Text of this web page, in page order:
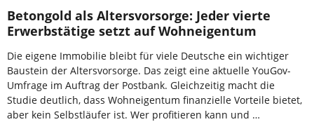
Betongold als Altersvorsorge: Jeder vierte
Erwerbstätige setzt auf Wohneigentum
Die eigene Immobilie bleibt für viele Deutsche ein wichtiger
Baustein der Altersvorsorge. Das zeigt eine aktuelle YouGov-
Umfrage im Auftrag der Postbank. Gleichzeitig macht die
Studie deutlich, dass Wohneigentum finanzielle Vorteile bietet,
aber kein Selbstläufer ist. Wer profitieren kann und …